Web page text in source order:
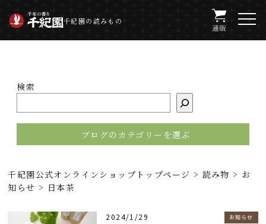
千紀園の読みもの
検索
千紀園公式オンラインショップトップページ > 読み物 > お
知らせ > 日本茶
2024/1/29 お知らせ